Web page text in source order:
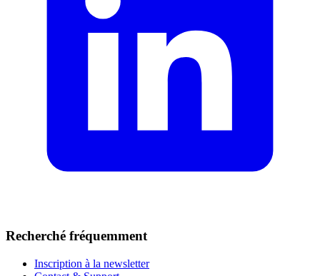
Recherché fréquemment
Inscription à la newsletter